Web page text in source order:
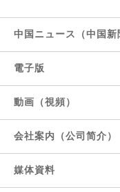
中国ニュース（中国新
電子版
動画（視頻）
会社案内（公司简介）
媒体資料